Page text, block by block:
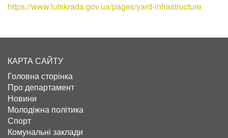
https://www.lutskrada.gov.ua/pages/yard-infrastructure
КАРТА САЙТУ
Головна сторінка
Про департамент
Новини
Молодіжна політика
Спорт
Комунальні заклади